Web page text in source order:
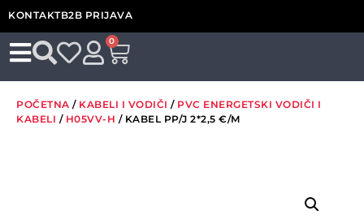
KONTAKTB2B PRIJAVA
0
POČETNA / KABELI I VODIČI / PVC ENERGETSKI VODIČI I
KABELI / H05VV-H / KABEL PP/J 2*2,5 €/M